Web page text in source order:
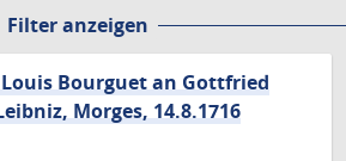
Filter anzeigen
Bourguet an Gottfried
Morges, 14.8.1716